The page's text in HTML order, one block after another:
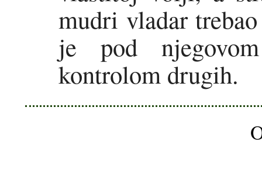
mudri vladar
je pod
kontrolom drugih.